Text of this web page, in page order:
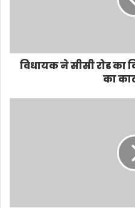
विधायक ने सीसी रोड का
का